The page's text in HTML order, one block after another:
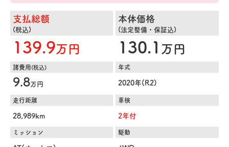
支払総額
(税込)
139.9万円
本体価格
(法定整備・保証込)
130.1 万円
諸費用(税込)
9.8万円
年式
2020年(R2)
走行距離
28,989km
車検
2年付
ミッション 駆動